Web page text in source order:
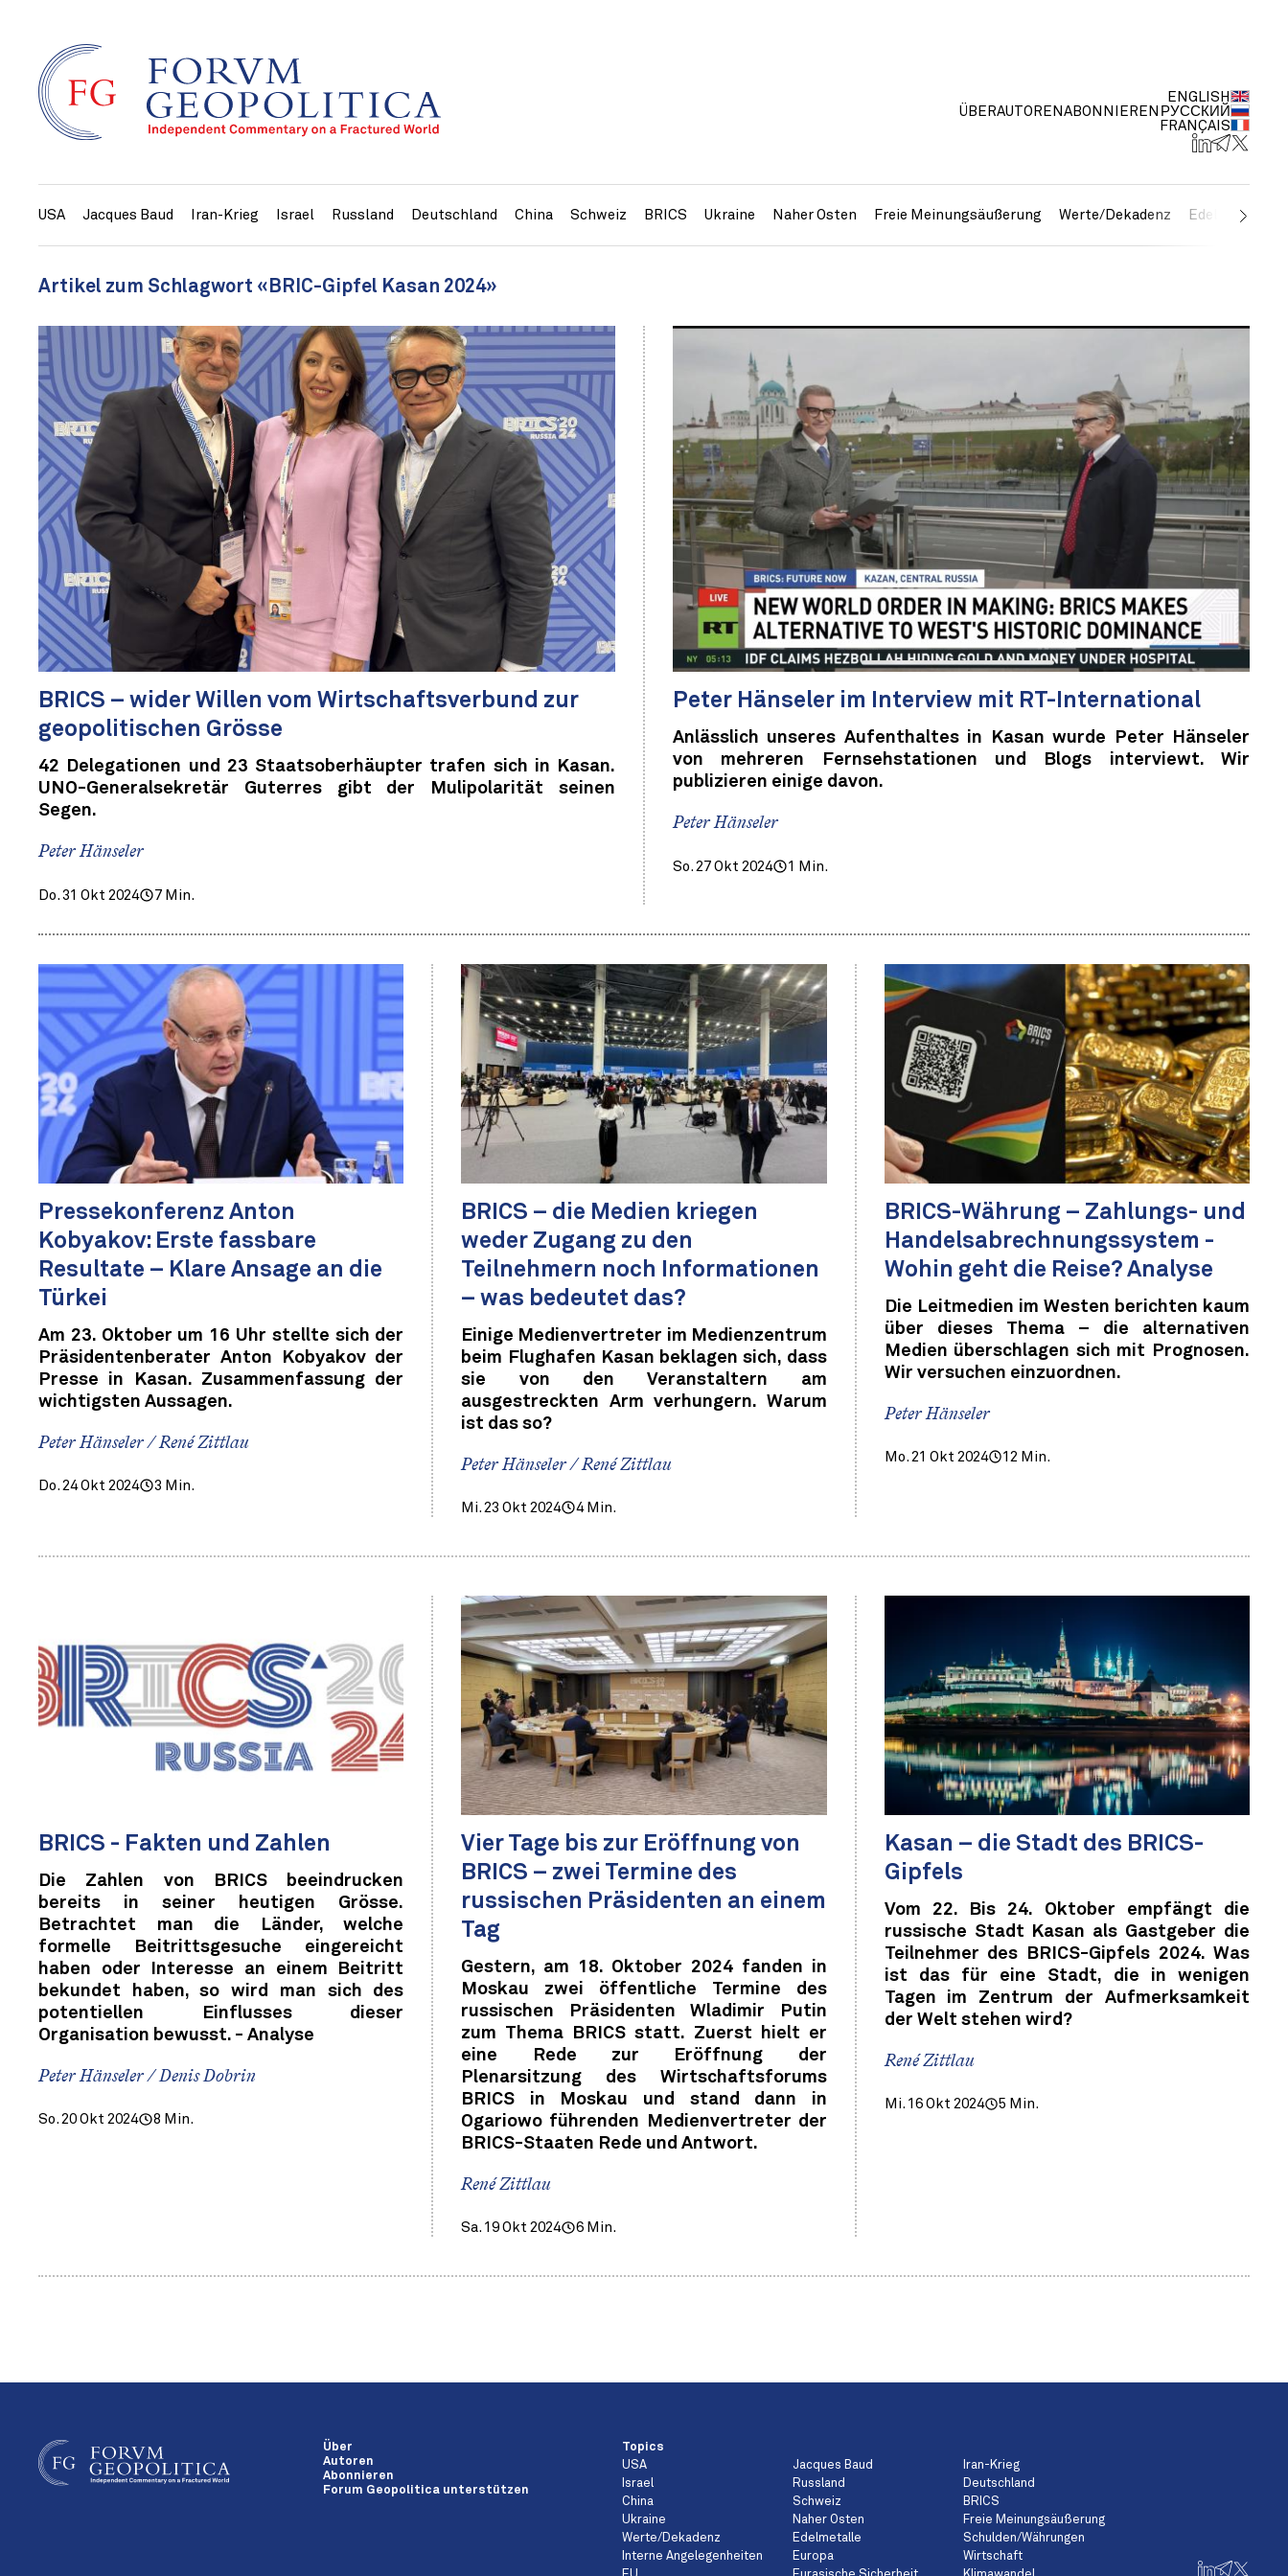
ÜBERAUTOREN ABONNIEREN
ENGLISH
РУССКИЙ
FRANÇAIS
USA Jacques Baud Iran-Krieg Israel Russland Deutschland China Schweiz BRICS Ukraine Naher Osten Freie Meinungsäußerung Werte/Dekadenz Edelmetalle
Artikel zum Schlagwort «BRIC-Gipfel Kasan 2024»
BRICS – wider Willen vom Wirtschaftsverbund zur
geopolitischen Grösse
42 Delegationen und 23 Staatsoberhäupter trafen sich in Kasan.
UNO-Generalsekretär Guterres gibt der Mulipolarität seinen
Segen.
Peter Hänseler
Do. 31 Okt 2024 7 Min.
Peter Hänseler im Interview mit RT-International
Anlässlich unseres Aufenthaltes in Kasan wurde Peter Hänseler
von mehreren Fernsehstationen und Blogs interviewt. Wir
publizieren einige davon.
Peter Hänseler
So. 27 Okt 2024 1 Min.
Pressekonferenz Anton
Kobyakov: Erste fassbare
Resultate – Klare Ansage an die
Türkei
Am 23. Oktober um 16 Uhr stellte sich der
Präsidentenberater Anton Kobyakov der
Presse in Kasan. Zusammenfassung der
wichtigsten Aussagen.
Peter Hänseler / René Zittlau
Do. 24 Okt 2024 3 Min.
BRICS – die Medien kriegen
weder Zugang zu den
Teilnehmern noch Informationen
– was bedeutet das?
Einige Medienvertreter im Medienzentrum
beim Flughafen Kasan beklagen sich, dass
sie von den Veranstaltern am
ausgestreckten Arm verhungern. Warum
ist das so?
Peter Hänseler / René Zittlau
Mi. 23 Okt 2024 4 Min.
BRICS-Währung – Zahlungs- und
Handelsabrechnungssystem -
Wohin geht die Reise? Analyse
Die Leitmedien im Westen berichten kaum
über dieses Thema – die alternativen
Medien überschlagen sich mit Prognosen.
Wir versuchen einzuordnen.
Peter Hänseler
Mo. 21 Okt 2024 12 Min.
BRICS - Fakten und Zahlen
Die Zahlen von BRICS beeindrucken
bereits in seiner heutigen Grösse.
Betrachtet man die Länder, welche
formelle Beitrittsgesuche eingereicht
haben oder Interesse an einem Beitritt
bekundet haben, so wird man sich des
potentiellen Einflusses dieser
Organisation bewusst. - Analyse
Peter Hänseler / Denis Dobrin
So. 20 Okt 2024 8 Min.
Vier Tage bis zur Eröffnung von
BRICS – zwei Termine des
russischen Präsidenten an einem
Tag
Gestern, am 18. Oktober 2024 fanden in
Moskau zwei öffentliche Termine des
russischen Präsidenten Wladimir Putin
zum Thema BRICS statt. Zuerst hielt er
eine Rede zur Eröffnung der
Plenarsitzung des Wirtschaftsforums
BRICS in Moskau und stand dann in
Ogariowo führenden Medienvertreter der
BRICS-Staaten Rede und Antwort.
René Zittlau
Sa. 19 Okt 2024 6 Min.
Kasan – die Stadt des BRICS-
Gipfels
Vom 22. Bis 24. Oktober empfängt die
russische Stadt Kasan als Gastgeber die
Teilnehmer des BRICS-Gipfels 2024. Was
ist das für eine Stadt, die in wenigen
Tagen im Zentrum der Aufmerksamkeit
der Welt stehen wird?
René Zittlau
Mi. 16 Okt 2024 5 Min.
Über
Autoren
Abonnieren
Forum Geopolitica unterstützen
Topics
USA
Jacques Baud
Iran-Krieg
Israel
Russland
Deutschland
China
Schweiz
BRICS
Ukraine
Naher Osten
Freie Meinungsäußerung
Werte/Dekadenz
Edelmetalle
Schulden/Währungen
Interne Angelegenheiten
Europa
Wirtschaft